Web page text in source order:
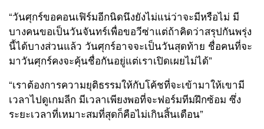
“วันศุกร์ขอคอนเฟิร์มอีกนิดนึงยังไม่แน่ว่าจะมีหรือไม่ มี
บางคนขอเป็นวันจันทร์เพื่อขอวีซ่าแต่ถ้าคิดว่าสรุปกันพรุ่ง
นี้ได้บางส่วนแล้ว วันศุกร์อาจจะเป็นวันสุดท้าย ชื่อคนที่จะ
มาวันศุกร์คงจะคุ้นชื่อกันอยู่แต่เราเปิดเผยไม่ได้”
“เราต้องการความยุติธรรมให้กับโค้ชที่จะเข้ามาให้เขามี
เวลาไปดูเกมลีก มีเวลาเพียงพอที่จะฟอร์มทีมฝึกซ้อม ซึ่ง
ระยะเวลาที่เหมาะสมที่สุดก็คือไม่เกินสิ้นเดือน”